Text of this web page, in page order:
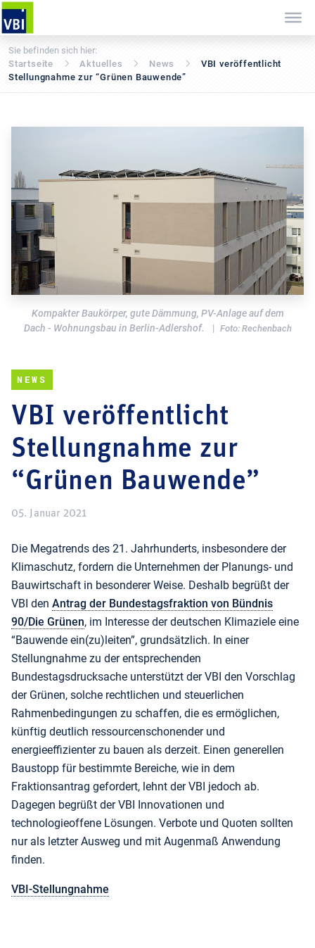
Sie befinden sich hier:
Startseite
Aktuelles News
VBI veröffentlicht
Stellungnahme zur “Grünen Bauwende”
NEWS
VBI veröffentlicht
Stellungnahme zur
“Grünen Bauwende”
05. Januar 2021
Die Megatrends des 21. Jahrhunderts, insbesondere der
Klimaschutz, fordern die Unternehmen der Planungs- und
Bauwirtschaft in besonderer Weise. Deshalb begrüßt der
VBI den Antrag der Bundestagsfraktion von Bündnis
90/Die Grünen, im Interesse der deutschen Klimaziele eine
“Bauwende ein(zu)leiten”, grundsätzlich. In einer
Stellungnahme zu der entsprechenden
Bundestagsdrucksache unterstützt der VBI den Vorschlag
der Grünen, solche rechtlichen und steuerlichen
Rahmenbedingungen zu schaffen, die es ermöglichen,
künftig deutlich ressourcenschonender und
energieeffizienter zu bauen als derzeit. Einen generellen
Baustopp für bestimmte Bereiche, wie in dem
Fraktionsantrag gefordert, lehnt der VBI jedoch ab.
Dagegen begrüßt der VBI Innovationen und
technologieoffene Lösungen. Verbote und Quoten sollten
nur als letzter Ausweg und mit Augenmaß Anwendung
finden.
VBI-Stellungnahme
Kompakter Baukörper, gute Dämmung, PV-Anlage auf dem
Dach - Wohnungsbau in Berlin-Adlershof.
| Foto: Rechenbach